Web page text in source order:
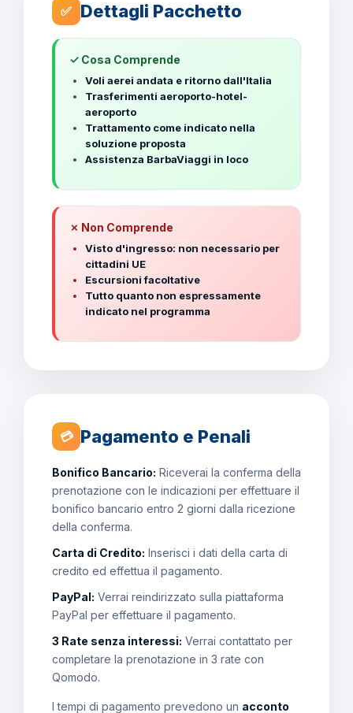
✅ Dettagli Pacchetto
✓ Cosa Comprende
Voli aerei andata e ritorno dall'Italia
Trasferimenti aeroporto-hotel-
aeroporto
Trattamento come indicato nella
soluzione proposta
Assistenza BarbaViaggi in loco
✗ Non Comprende
Visto d'ingresso: non necessario per
cittadini UE
Escursioni facoltative
Tutto quanto non espressamente
indicato nel programma
💳 Pagamento e Penali
Bonifico Bancario: Riceverai la conferma della
prenotazione con le indicazioni per effettuare il
bonifico bancario entro 2 giorni dalla ricezione
della conferma.
Carta di Credito: Inserisci i dati della carta di
credito ed effettua il pagamento.
PayPal: Verrai reindirizzato sulla piattaforma
PayPal per effettuare il pagamento.
3 Rate senza interessi: Verrai contattato per
completare la prenotazione in 3 rate con
Qomodo.
I tempi di pagamento prevedono un acconto